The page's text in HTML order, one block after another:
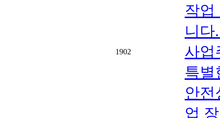
1902
작업
니다
사업
특별
안전
업